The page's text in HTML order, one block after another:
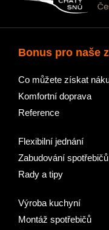
Bonus pro naše
Co můžete získat
Komfortní doprava
Reference
Flexibilní jednání
Zabudování spotřebičů
Rady a tipy
Výroba kuchyní
Montáž spotřebičů